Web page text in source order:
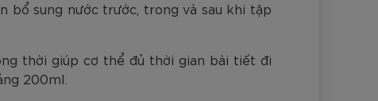
bổ sung nước trước, trong và sau khi tập
thời giúp cơ thể đủ thời gian bài tiết đi
200ml.